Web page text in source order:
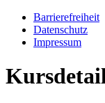
Barrierefreiheit
Datenschutz
Impressum